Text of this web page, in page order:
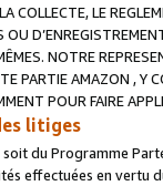
COLLECTE, LE
NOTRE
PARTIE AMAZON , Y
POUR FAIRE
litiges
du Programme
effectuées en vertu